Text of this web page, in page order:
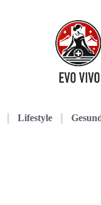
Lifestyle